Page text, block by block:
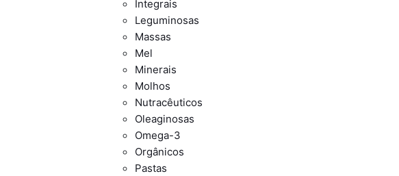
Integrais
Leguminosas
Massas
Mel
Minerais
Molhos
Nutracêuticos
Oleaginosas
Omega-3
Orgânicos
Pastas